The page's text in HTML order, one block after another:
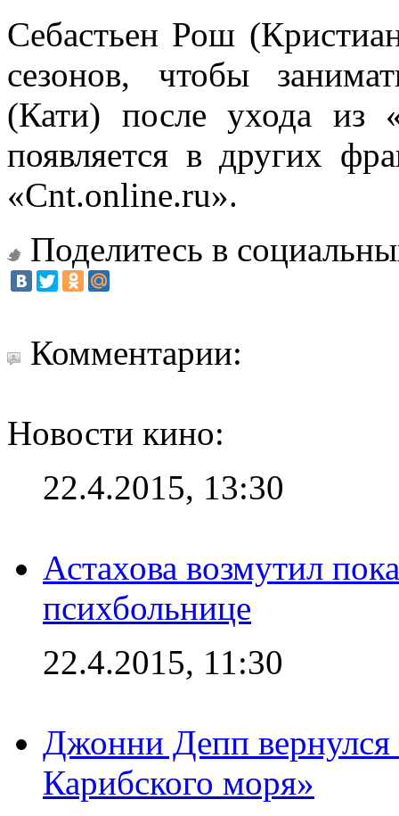
Себастьен Рош
сезонов, чтобы
(Кати) после ухода из
появляется в других
«Cnt.online.ru».
Поделитесь в
Комментарии:
Новости кино:
22.4.2015, 13:30
Астахова возмутил
психбольнице
22.4.2015, 11:30
Джонни Депп
Карибского моря»